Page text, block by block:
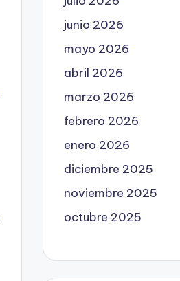
junio 2026
mayo 2026
abril 2026
marzo 2026
febrero 2026
enero 2026
diciembre 2025
noviembre 2025
octubre 2025